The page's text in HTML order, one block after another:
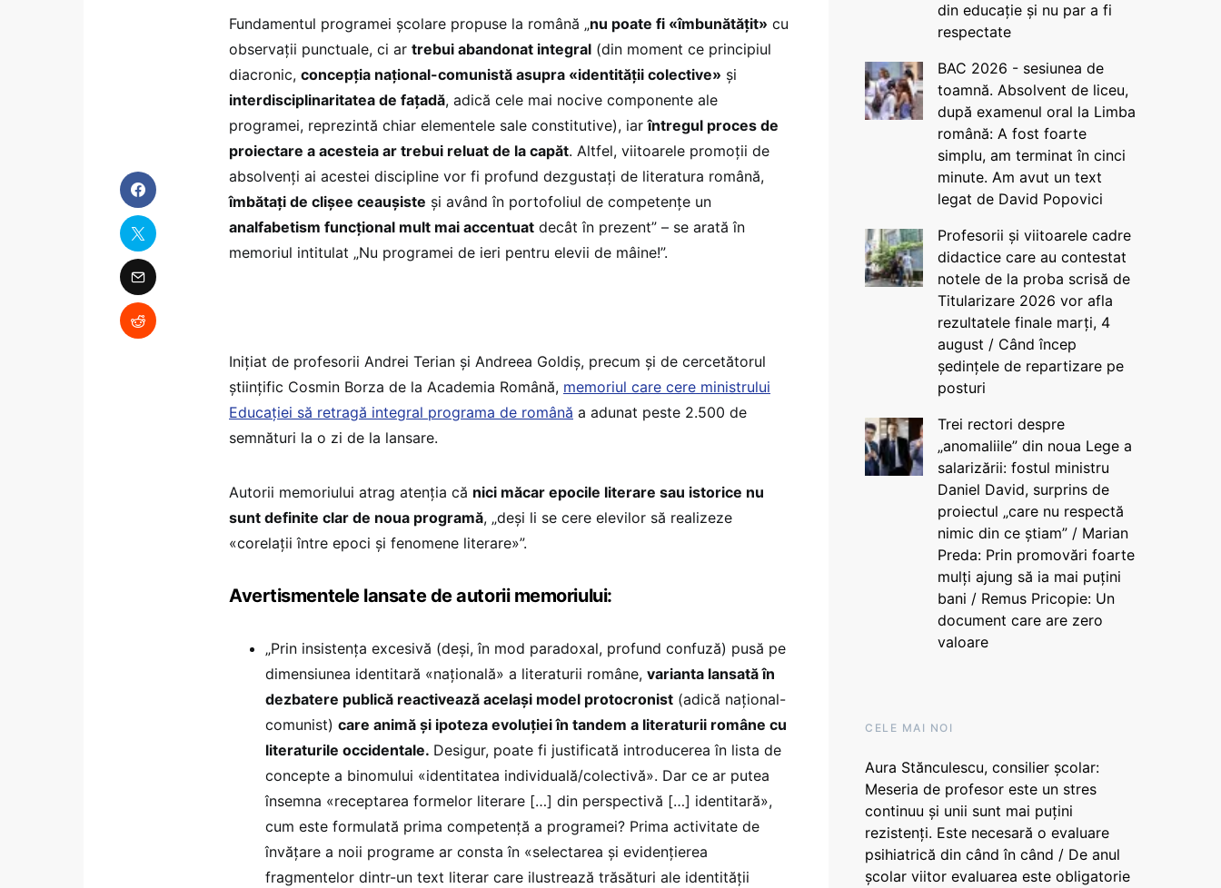
Fundamentul programei școlare propuse la română „nu poate fi «îmbunătățit» cu
observații punctuale, ci ar trebui abandonat integral (din moment ce principiul
diacronic, concepția național-comunistă asupra «identității colective» și
interdisciplinaritatea de fațadă, adică cele mai nocive componente ale
programei, reprezintă chiar elementele sale constitutive), iarîntregul proces de
proiectare a acesteia ar trebui reluat de la capăt. Altfel, viitoarele promoții de
absolvenți ai acestei discipline vor fi profund dezgustați de literatura română,
îmbătați de clișee ceaușiste și având în portofoliul de competențe un
analfabetism funcțional mult mai accentuat decât în prezent” – se arată în
memoriul intitulat „Nu programei de ieri pentru elevii de mâine!”.
Inițiat de profesorii Andrei Terian și Andreea Goldiș, precum și de cercetătorul
științific Cosmin Borza de la Academia Română, memoriul care cere ministrului
Educației să retragă integral programa de română a adunat peste 2.500 de
semnături la o zi de la lansare.
Autorii memoriului atrag atenția că nici măcar epocile literare sau istorice nu
sunt definite clar de noua programă, „deși li se cere elevilor să realizeze
«corelații între epoci și fenomene literare»”.
Avertismentele lansate de autorii memoriului:
„Prin insistența excesivă (deși, în mod paradoxal, profund confuză) pusă pe
dimensiunea identitară «națională» a literaturii române, varianta lansată în
dezbatere publică reactivează același model protocronist (adică național-
comunist) care animă și ipoteza evoluției în tandem a literaturii române cu
literaturile occidentale. Desigur, poate fi justificată introducerea în lista de
concepte a binomului «identitatea individuală/colectivă». Dar ce ar putea
însemna «receptarea formelor literare […] din perspectivă […] identitară»,
cum este formulată prima competență a programei? Prima activitate de
învățare a noii programe ar consta în «selectarea și evidențierea
fragmentelor dintr-un text literar care ilustrează trăsături ale identității
din educație și nu par a fi
respectate
BAC 2026 - sesiunea de
toamnă. Absolvent de liceu,
după examenul oral la Limba
română: A fost foarte
simplu, am terminat în cinci
minute. Am avut un text
legat de David Popovici
Profesorii și viitoarele cadre
didactice care au contestat
notele de la proba scrisă de
Titularizare 2026 vor afla
rezultatele finale marți, 4
august / Când încep
ședințele de repartizare pe
posturi
Trei rectori despre
„anomaliile” din noua Lege a
salarizării: fostul ministru
Daniel David, surprins de
proiectul „care nu respectă
nimic din ce știam” / Marian
Preda: Prin promovări foarte
mulți ajung să ia mai puțini
bani / Remus Pricopie: Un
document care are zero
valoare
CELE MAI NOI
Aura Stănculescu, consilier școlar:
Meseria de profesor este un stres
continuu și unii sunt mai puțini
rezistenți. Este necesară o evaluare
psihiatrică din când în când / De anul
școlar viitor evaluarea este obligatorie